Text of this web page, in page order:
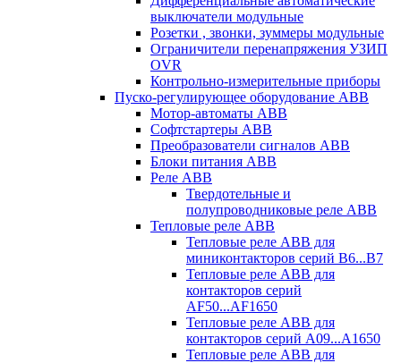
выключатели модульные
Розетки , звонки, зуммеры модульные
Ограничители перенапряжения УЗИП
OVR
Контрольно-измерительные приборы
Пуско-регулирующее оборудование ABB
Мотор-автоматы ABB
Софтстартеры ABB
Преобразователи сигналов ABB
Блоки питания ABB
Реле ABB
Твердотельные и
полупроводниковые реле ABB
Тепловые реле ABB
Тепловые реле ABB для
миниконтакторов серий B6...B7
Тепловые реле ABB для
контакторов серий
AF50...AF1650
Тепловые реле ABB для
контакторов серий A09...A1650
Тепловые реле ABB для